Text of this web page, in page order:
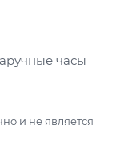
часы
и не является